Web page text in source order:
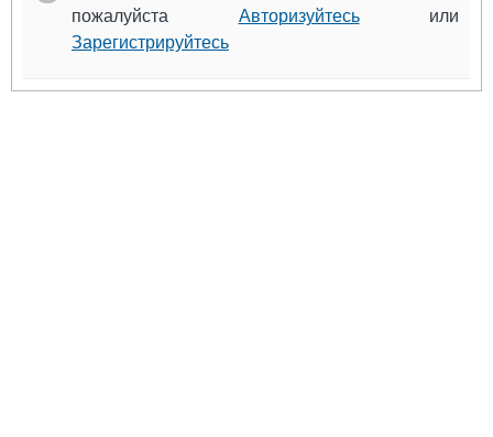
пожалуйста Авторизуйтесьили
Зарегистрируйтесь